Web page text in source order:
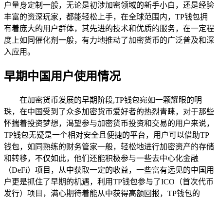
户量身定制一般，无论是初涉加密领域的新手小白，还是经验
丰富的资深玩家，都能轻松上手，在全球范围内，TP钱包拥
有着庞大的用户群体，其先进的技术和优质的服务，在一定程
度上如同催化剂一般，有力地推动了加密货币的广泛普及和深
入应用。
早期中国用户使用情况
在加密货币发展的早期阶段,TP钱包宛如一颗耀眼的明
珠，在中国受到了众多加密货币爱好者的热烈青睐，对于那些
怀揣着投资梦想，渴望参与加密货币投资和交易的用户来说，
TP钱包无疑是一个相对安全且便捷的平台，用户可以借助TP
钱包，如同熟练的财务管家一般，轻松地进行加密资产的存储
和转移，不仅如此，他们还能积极参与一些去中心化金融
（DeFi）项目，从中获取一定的收益，一些富有远见的中国用
户更是抓住了早期的机遇，利用TP钱包参与了ICO（首次代币
发行）项目，满心期待着能从中获得高额回报，TP钱包的